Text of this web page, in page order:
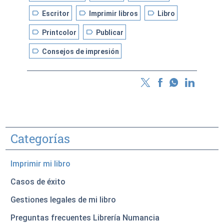
label Escritor label Imprimir libros label Libro
label Printcolor label Publicar
label Consejos de impresión
Categorías
Imprimir mi libro
Casos de éxito
Gestiones legales de mi libro
Preguntas frecuentes Librería Numancia